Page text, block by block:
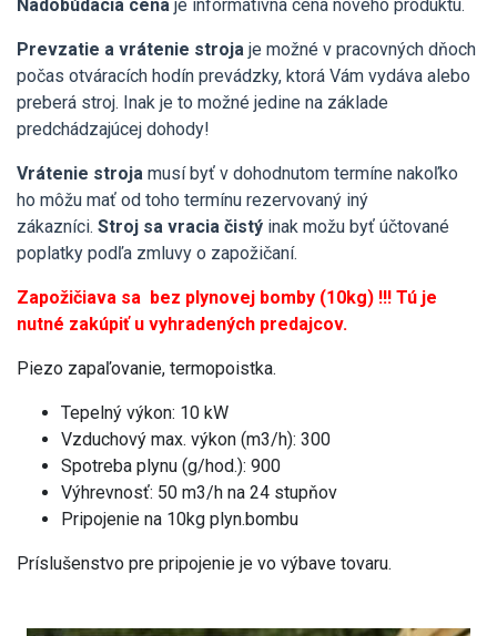
Nadobúdacia cena je informatívna cena nového produktu.
Prevzatie a vrátenie stroja je možné v pracovných dňoch
počas otváracích hodín prevádzky, ktorá Vám vydáva alebo
preberá stroj. Inak je to možné jedine na základe
predchádzajúcej dohody!
Vrátenie stroja musí byť v dohodnutom termíne nakoľko
ho môžu mať od toho termínu rezervovaný iný
zákazníci. Stroj sa vracia čistý inak možu byť účtované
poplatky podľa zmluvy o zapožičaní.
Zapožičiava sa bez plynovej bomby (10kg) !!! Tú je
nutné zakúpiť u vyhradených predajcov.
Piezo zapaľovanie, termopoistka.
Tepelný výkon: 10 kW
Vzduchový max. výkon (m3/h): 300
Spotreba plynu (g/hod.): 900
Výhrevnosť: 50 m3/h na 24 stupňov
Pripojenie na 10kg plyn.bombu
Príslušenstvo pre pripojenie je vo výbave tovaru.